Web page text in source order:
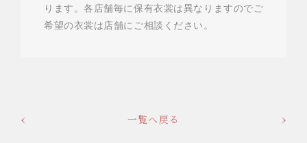
ります。各店舗毎に保有衣裳は異なりますのでご
希望の衣裳は店舗にご相談ください。
一覧へ戻る